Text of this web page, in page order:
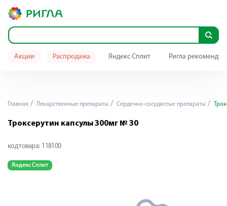
Акции Распродажа Яндекс Сплит Ригла
Главная Лекарственные препараты Сердечно-сосудистые препараты
Троксерутин капсулы 300мг № 30
код товара: 118100
Яндекс Сплит